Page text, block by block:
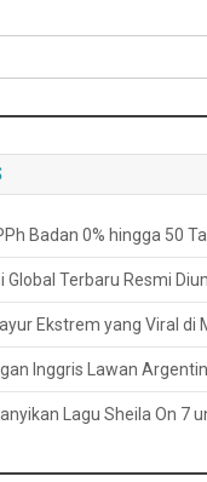
Badan 0% hingga 50
Global Terbaru Resmi
Ekstrem yang Viral di
Inggris Lawan
Lagu Sheila On 7